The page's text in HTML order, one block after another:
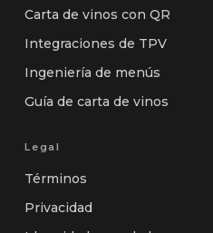
Carta de vinos con QR
Integraciones de TPV
Ingeniería de menús
Guía de carta de vinos
Legal
Términos
Privacidad